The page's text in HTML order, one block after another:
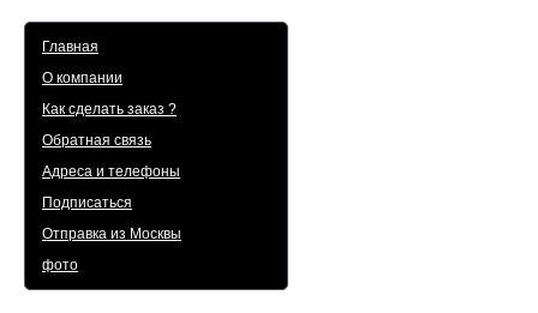
Главная
О компании
Как сделать заказ ?
Обратная связь
Адреса и телефоны
Подписаться
Отправка из Москвы
фото